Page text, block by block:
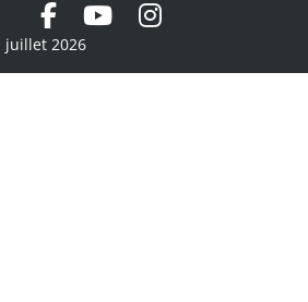
juillet 2026